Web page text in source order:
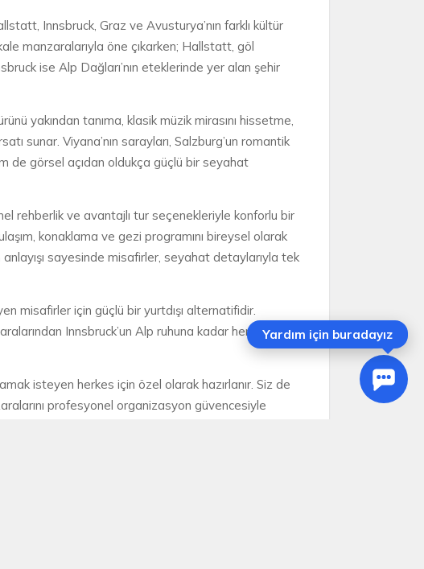
Innsbruck, Graz ve Avusturya’nın farklı kültür
manzaralarıyla öne çıkarken; Hallstatt, göl
ise Alp Dağları’nın eteklerinde yer alan şehir
yakından tanıma, klasik müzik mirasını hissetme,
sunar. Viyana’nın sarayları, Salzburg’un romantik
de görsel açıdan oldukça güçlü bir seyahat
rehberlik ve avantajlı tur seçenekleriyle konforlu bir
konaklama ve gezi programını bireysel olarak
sayesinde misafirler, seyahat detaylarıyla tek
misafirler için güçlü bir yurtdışı alternatifidir.
Innsbruck’un Alp ruhuna kadar her durak, bu
isteyen herkes için özel olarak hazırlanır. Siz de
profesyonel organizasyon güvencesiyle
Yardım için buradayız